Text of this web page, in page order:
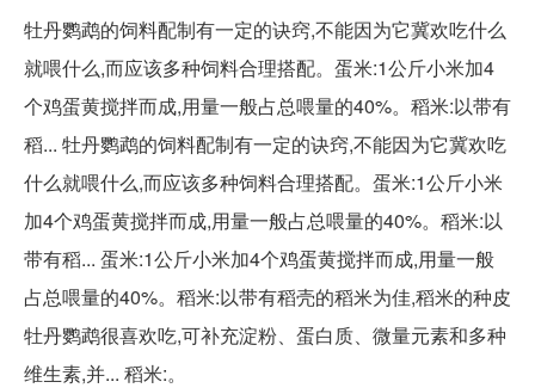
牡丹鹦鹉的饲料配制有一定的诀窍,不能因为它冀欢吃什么
就喂什么,而应该多种饲料合理搭配。蛋米:1公斤小米加4
个鸡蛋黄搅拌而成,用量一般占总喂量的40%。稻米:以带有
稻... 牡丹鹦鹉的饲料配制有一定的诀窍,不能因为它冀欢吃
什么就喂什么,而应该多种饲料合理搭配。蛋米:1公斤小米
加4个鸡蛋黄搅拌而成,用量一般占总喂量的40%。稻米:以
带有稻... 蛋米:1公斤小米加4个鸡蛋黄搅拌而成,用量一般
占总喂量的40%。稻米:以带有稻壳的稻米为佳,稻米的种皮
牡丹鹦鹉很喜欢吃,可补充淀粉、蛋白质、微量元素和多种
维生素,并... 稻米:。